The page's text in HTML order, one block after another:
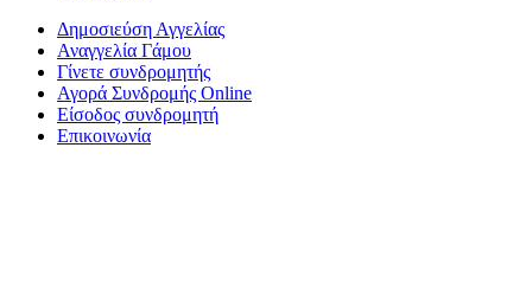
Δημοσιεύση Αγγελίας
Αναγγελία Γάμου
Γίνετε συνδρομητής
Αγορά Συνδρομής Online
Είσοδος συνδρομητή
Επικοινωνία